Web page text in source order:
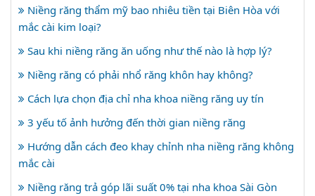
Niềng răng thẩm mỹ bao nhiêu tiền tại Biên Hòa với
mắc cài kim loại?
Sau khi niềng răng ăn uống như thế nào là hợp lý?
Niềng răng có phải nhổ răng khôn hay không?
Cách lựa chọn địa chỉ nha khoa niềng răng uy tín
3 yếu tố ảnh hưởng đến thời gian niềng răng
Hướng dẫn cách đeo khay chỉnh nha niềng răng không
mắc cài
Niềng răng trả góp lãi suất 0% tại nha khoa Sài Gòn